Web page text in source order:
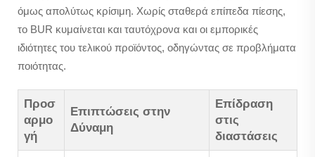
όμως απολύτως κρίσιμη. Χωρίς σταθερά επίπεδα πίεσης,
το BUR κυμαίνεται και ταυτόχρονα και οι εμπορικές
ιδιότητες του τελικού προϊόντος, οδηγώντας σε προβλήματα
ποιότητας.
Προσ
αρμο
γή
Επιπτώσεις στην
Δύναμη
Επίδραση
στις
διαστάσεις